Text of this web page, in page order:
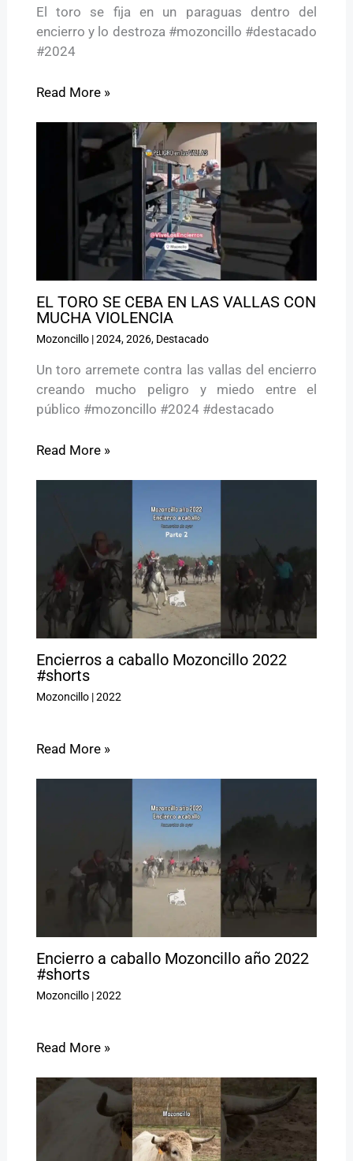
El toro se fija en un paraguas dentro del
encierro y lo destroza #mozoncillo #destacado
#2024
Read More »
EL TORO SE CEBA EN LAS VALLAS CON
MUCHA VIOLENCIA
Mozoncillo|2024,2026, Destacado
Un toro arremete contra las vallas del encierro
creando mucho peligro y miedo entre el
público #mozoncillo #2024 #destacado
Read More »
Encierros a caballo Mozoncillo 2022
#shorts
Mozoncillo|2022
Read More »
Encierro a caballo Mozoncillo año 2022
#shorts
Mozoncillo|2022
Read More »